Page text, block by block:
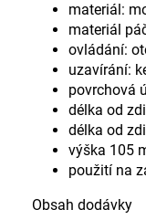
materiál:
materiál
ovládání:
uzavírání:
povrchová
délka od
délka od
výška 105
použití na
Obsah dodávky